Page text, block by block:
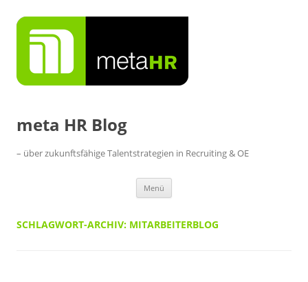
Inhalt
springen
meta HR Blog
– über zukunftsfähige Talentstrategien in Recruiting & OE
Menü
SCHLAGWORT-ARCHIV: MITARBEITERBLOG